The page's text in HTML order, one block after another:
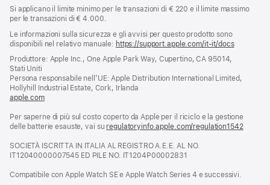
Si applicano il limite minimo per le transazioni di € 220 e il limite massimo
per le transazioni di € 4.000.
Le informazioni sulla sicurezza e gli avvisi per questo prodotto sono
disponibili nel relativo manuale: https://support.apple.com/it-it/docs(si
finestra)
Produttore: Apple Inc., One Apple Park Way, Cupertino, CA 95014,
Stati Uniti
Persona responsabile nell’UE: Apple Distribution International Limited,
Hollyhill Industrial Estate, Cork, Irlanda
apple.com(si
una
nuova
Per saperne di più sul costo coperto da Apple per il riciclo e la gestione
delle batterie esauste, vai su regulatoryinfo.apple.com/regulation1542(si
SOCIETÀ ISCRITTA IN ITALIA AL REGISTRO A.E.E. AL NO.
IT12040000007545 ED PILE NO. IT1204P00002831
Compatibile con Apple Watch SE e Apple Watch Series 4 e successivi.